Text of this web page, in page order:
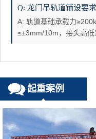
Q: 龙门吊轨道铺设要求
A: 轨道基础承载力
≤±3mm/10m，接头高低
起重案例